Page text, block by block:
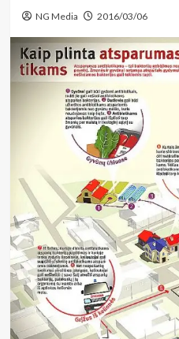
NG Media 2016/03/06